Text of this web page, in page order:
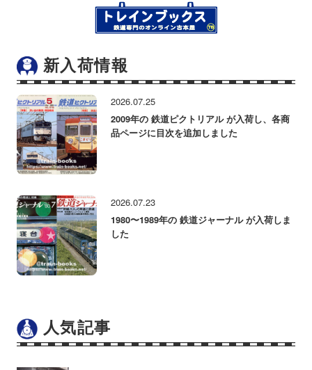
新入荷情報
2026.07.25
2009年の 鉄道ピクトリアル が入荷し、各商
品ページに目次を追加しました
2026.07.23
1980〜1989年の 鉄道ジャーナル が入荷しま
した
人気記事